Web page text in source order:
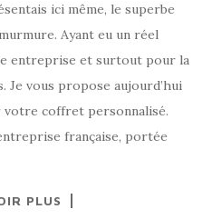
ici même, le superbe
Ayant eu un réel
entreprise et surtout pour la
vous propose aujourd’hui
coffret personnalisé.
française, portée
PLUS